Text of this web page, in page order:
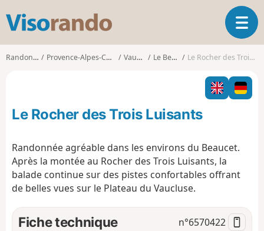
s
o
O
u
i
r
l
i
o
Randonnées Provence-Alpes-Côte d'Azur Vaucluse Le Beaucet Le Rocher des Trois Luisants
Le Rocher des Trois Luisants
Randonnée agréable dans les environs du Beaucet.
Après la montée au Rocher des Trois Luisants, la
balade continue sur des pistes confortables offrant
de belles vues sur le Plateau du Vaucluse.
Fiche technique n°6570422